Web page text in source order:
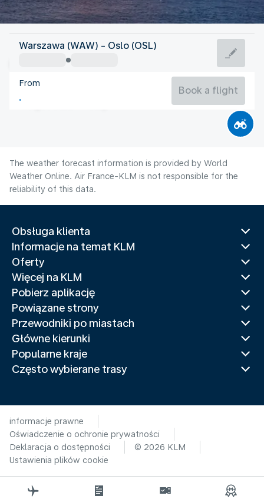
Norway
Norway
Warszawa (WAW) - Oslo (OSL)
From
Book a flight
The weather forecast information is provided by World
Weather Online. Air France-KLM is not responsible for the
reliability of this data.
Obsługa klienta
Informacje na temat KLM
Oferty
Więcej na KLM
Pobierz aplikację
Powiązane strony
Przewodniki po miastach
Główne kierunki
Popularne kraje
Często wybierane trasy
informacje prawne
Oświadczenie o ochronie prywatności
Deklaracja o dostępności
© 2026 KLM
Ustawienia plików cookie